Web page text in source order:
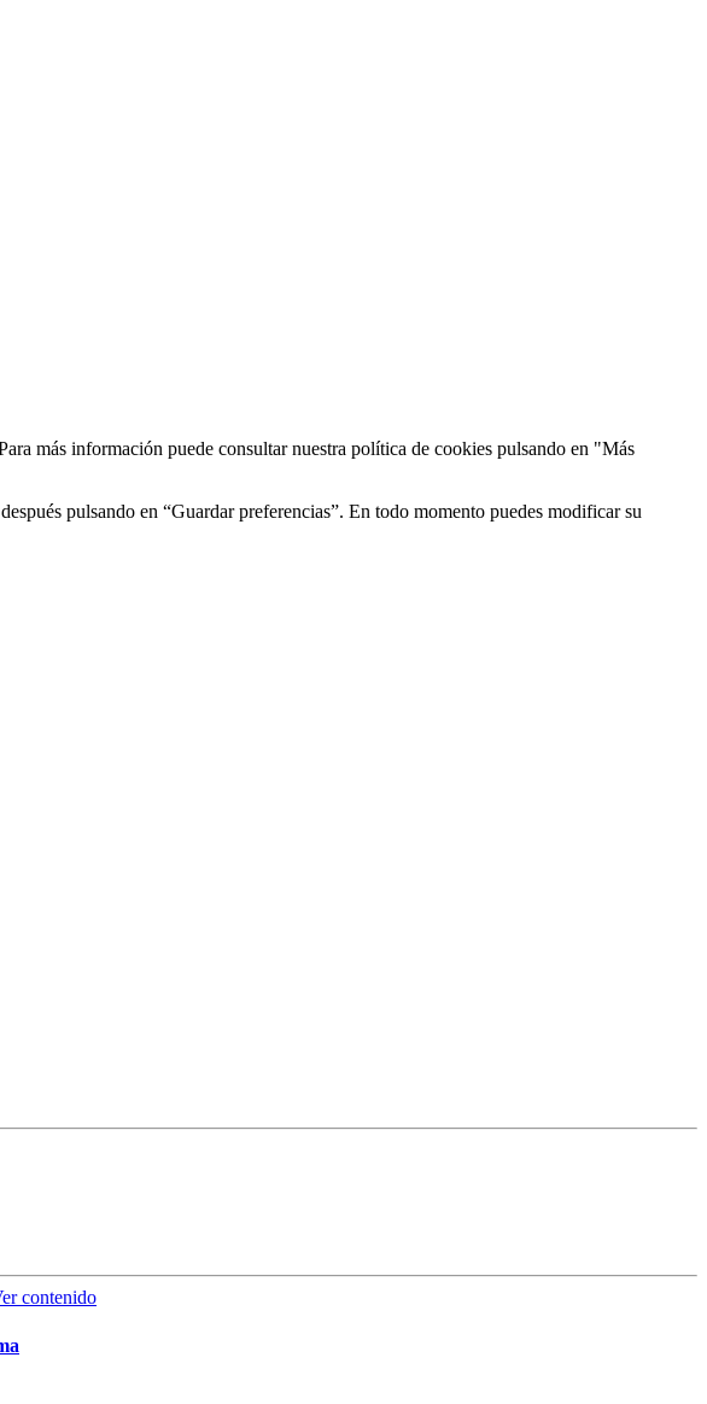
más información puede consultar nuestra política de cookies pulsando en "Más
pulsando en “Guardar preferencias”. En todo momento puedes modificar su
contenido